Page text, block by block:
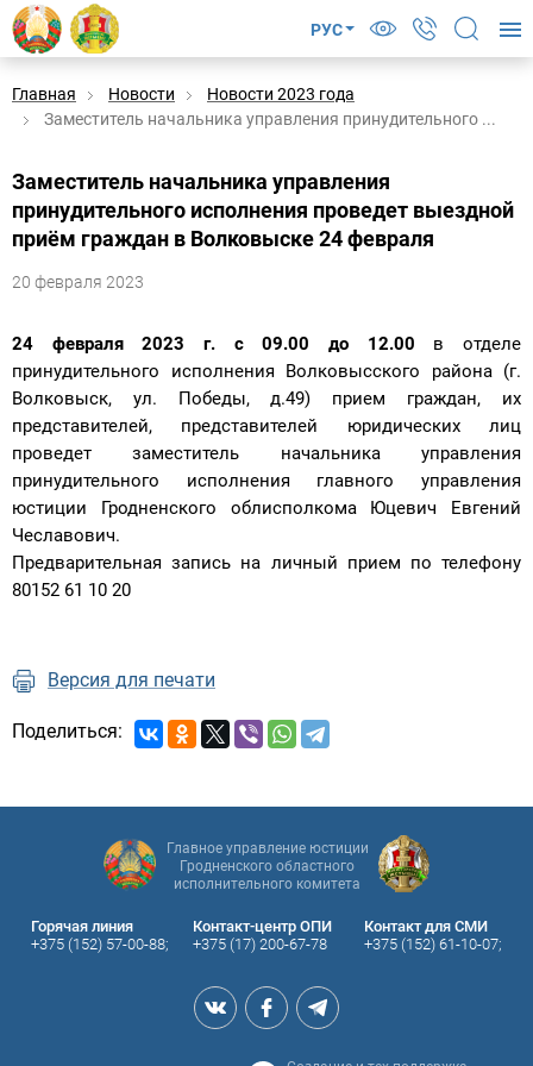
РУС
Главная Новости
Новости 2023 года
Заместитель начальника управления принудительного ...
Заместитель начальника управления
принудительного исполнения проведет выездной
приём граждан в Волковыске 24 февраля
20 февраля 2023
24 февраля 2023 г. с 09.00 до 12.00 в отделе
принудительного исполнения Волковысского района (г.
Волковыск, ул. Победы, д.49) прием граждан, их
представителей, представителей юридических лиц
проведет заместитель начальника управления
принудительного исполнения главного управления
юстиции Гродненского облисполкома Юцевич Евгений
Чеславович.
Предварительная запись на личный прием по телефону
80152 61 10 20
Версия для печати
Поделиться:
Главное управление юстиции
Гродненского областного
исполнительного комитета
Горячая линия
+375 (152) 57-00-88;
Контакт-центр ОПИ
+375 (17) 200-67-78
Контакт для СМИ
+375 (152) 61-10-07;